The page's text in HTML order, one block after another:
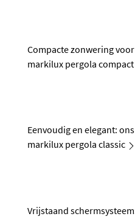
Compacte zonwering
markilux pergola compact
Eenvoudig en elegant:
markilux pergola classic
Vrijstaand